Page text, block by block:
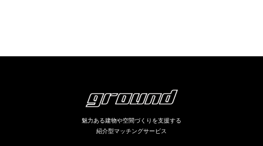
魅力ある建物や空間づくりを支援する
紹介型マッチングサービス